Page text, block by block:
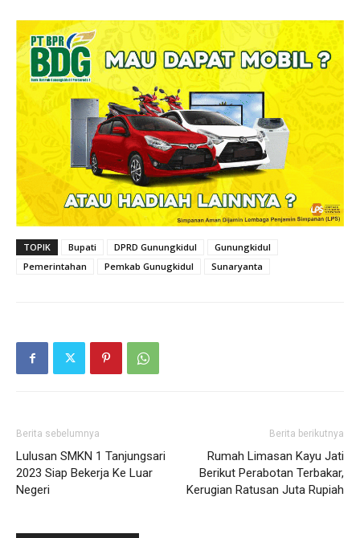
TOPIK Bupati DPRD Gunungkidul
Gunungkidul
Pemerintahan
Pemkab Gunugkidul Sunaryanta
Berita sebelumnya
Lulusan SMKN 1 Tanjungsari
2023 Siap Bekerja Ke Luar
Negeri
Berita berikutnya
Rumah Limasan Kayu Jati
Berikut Perabotan Terbakar,
Kerugian Ratusan Juta Rupiah